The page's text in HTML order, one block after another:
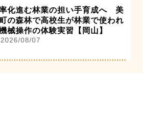
化進む林業の担い手育成へ 美
の森林で高校生が林業で使われ
械操作の体験実習【岡山】
2026/08/07